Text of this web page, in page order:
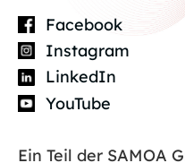
Facebook
Instagram
LinkedIn
YouTube
Ein Teil der SAMOA